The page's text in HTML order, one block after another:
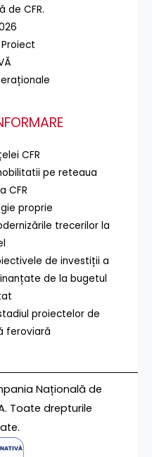
de CFR.
Proiect
CFR
pe reteaua
CFR
proprie
trecerilor la
de investiții a
de la bugetul
proiectelor de
feroviară
Națională de
Toate drepturile